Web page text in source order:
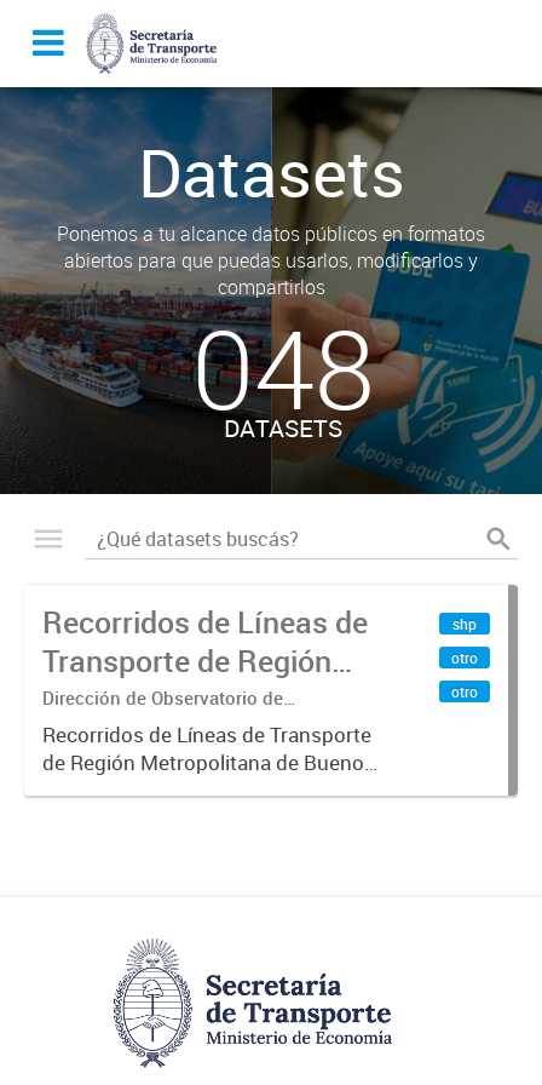
Datasets
Ponemos a tu alcance datos públicos en formatos
abiertos para que puedas usarlos, modificarlos y
compartirlos
048
DATASETS
Recorridos de Líneas de
Transporte de Región
Metropolitana de
Buenos Aires (RMBA)
Dirección de Observatorio de
Transporte, Estudio y Sistemas
Recorridos de Líneas de Transporte
de Región Metropolitana de Buenos
Aires (RMBA).-
shp
otro
otro